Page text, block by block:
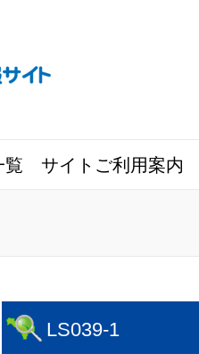
覧 サイトご利用案内
LS039-1